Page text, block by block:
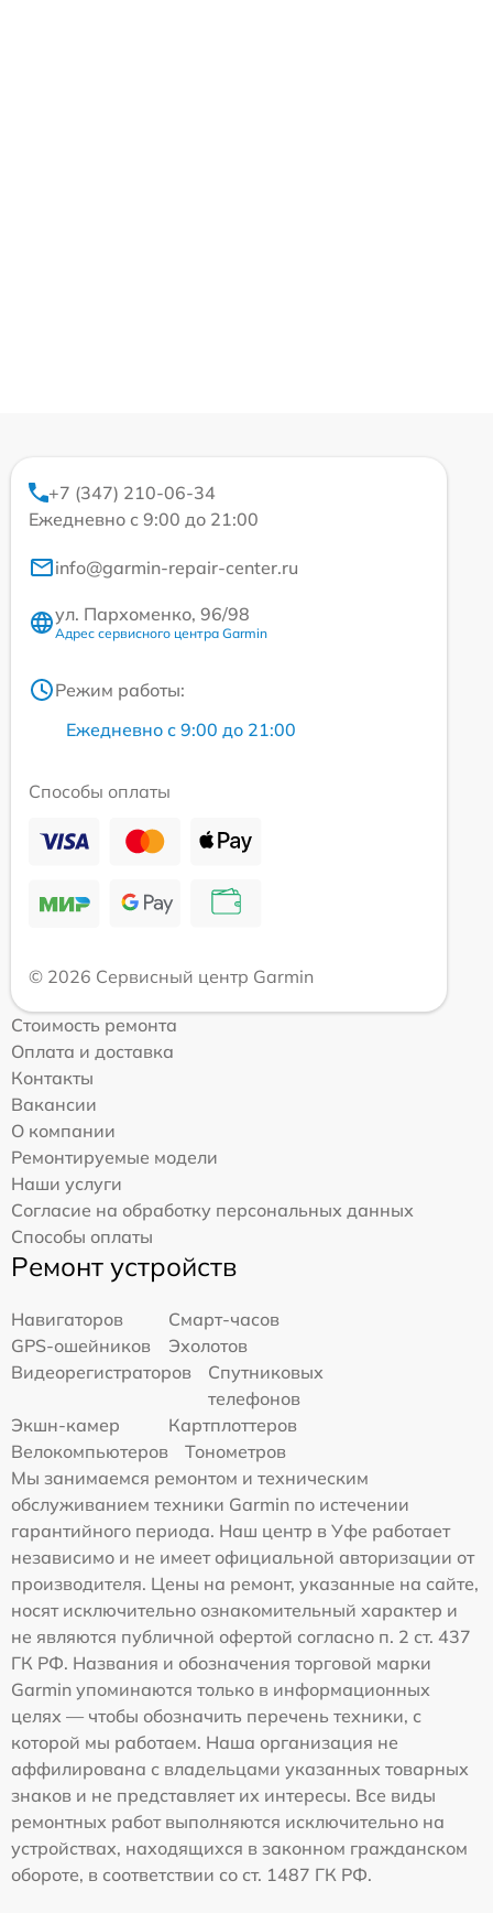
+7 (347) 210-06-34
Ежедневно с 9:00 до 21:00
info@garmin-repair-center.ru
ул. Пархоменко, 96/98
Адрес сервисного центра Garmin
Режим работы:
Ежедневно с 9:00 до 21:00
Способы оплаты
© 2026 Сервисный центр Garmin
Стоимость ремонта
Оплата и доставка
Контакты
Вакансии
О компании
Ремонтируемые модели
Наши услуги
Согласие на обработку персональных данных
Способы оплаты
Ремонт устройств
Навигаторов
Смарт-часов
GPS-ошейников
Эхолотов
Видеорегистраторов
Спутниковых
телефонов
Экшн-камер
Картплоттеров
Велокомпьютеров
Тонометров
Мы занимаемся ремонтом и техническим
обслуживанием техники Garmin по истечении
гарантийного периода. Наш центр в Уфе работает
независимо и не имеет официальной авторизации от
производителя. Цены на ремонт, указанные на сайте,
носят исключительно ознакомительный характер и
не являются публичной офертой согласно п. 2 ст. 437
ГК РФ. Названия и обозначения торговой марки
Garmin упоминаются только в информационных
целях — чтобы обозначить перечень техники, с
которой мы работаем. Наша организация не
аффилирована с владельцами указанных товарных
знаков и не представляет их интересы. Все виды
ремонтных работ выполняются исключительно на
устройствах, находящихся в законном гражданском
обороте, в соответствии со ст. 1487 ГК РФ.